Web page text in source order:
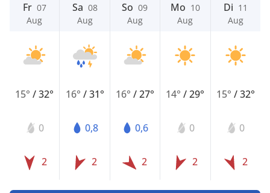
Fr 07
Aug
15°/32°
0
2
Sa 08
Aug
16° /31°
0,8
2
So 09
Aug
16° /27°
0,6
2
Mo 10
Aug
14°/29°
0
2
Di 11
Aug
15° /32°
0
2